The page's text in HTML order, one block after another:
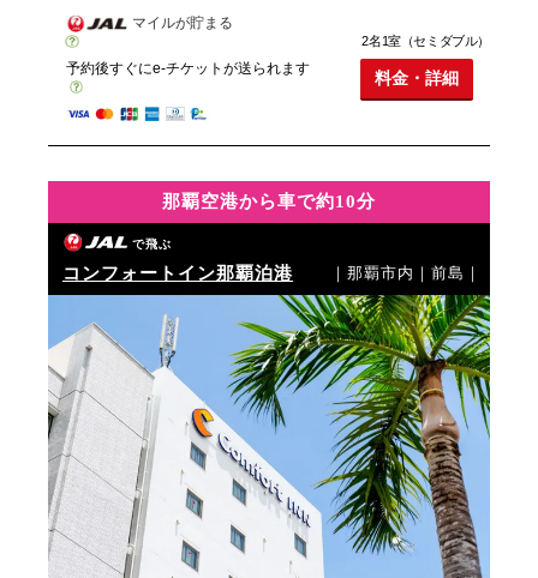
マイルが貯まる
予約後すぐにe-チケットが送られます
2名1室（セミダブル）
料金・詳細
那覇空港から車で約10分
で飛ぶ
コンフォートイン那覇泊港 ｜那覇市内｜前島｜